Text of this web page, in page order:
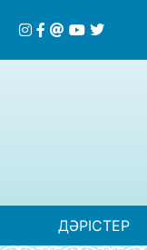
ДӘРІСТЕР